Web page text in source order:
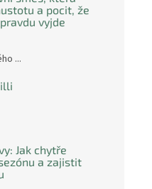
a pocit, že
vyjde
...
Jak chytře
a zajistit